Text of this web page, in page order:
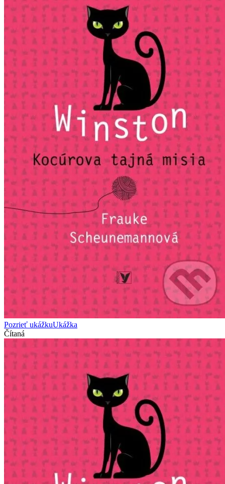
Pozrieť ukážkuUkážka
Čítaná